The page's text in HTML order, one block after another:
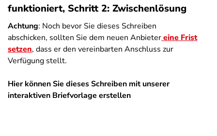
funktioniert, Schritt 2: Zwischenlösung
Achtung: Noch bevor Sie dieses Schreiben
abschicken, sollten Sie dem neuen Anbietereine Frist
setzen, dass er den vereinbarten Anschluss zur
Verfügung stellt.
Hier können Sie dieses Schreiben mit unserer
interaktiven Briefvorlage erstellen